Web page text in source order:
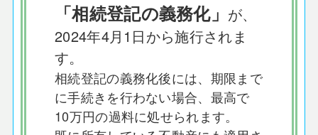
「相続登記の義務化」 が、
2024年4月1日から施行されま
す。
相続登記の義務化後には、期限まで
に手続きを行わない場合、最高で
10万円の過料に処せられます。